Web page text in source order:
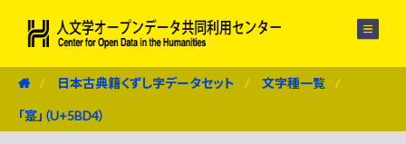
日本古典籍くずし字データセット 文字種一覧
「寔」（U+5BD4）